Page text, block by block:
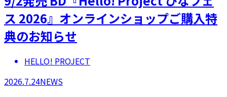
ス 2026』オンラインショップご購入特
典のお知らせ
HELLO! PROJECT
2026.7.24NEWS